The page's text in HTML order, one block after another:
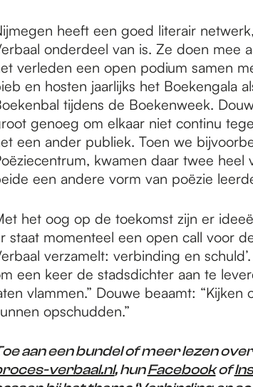
heeft een goed literair
onderdeel van is. Ze doen mee
verleden een open podium samen
en hosten jaarlijks het Boekengala
tijdens de Boekenweek.
genoeg om elkaar niet continu
een ander publiek. Toen we
kwamen daar twee
een andere vorm van poëzie
het oog op de toekomst zijn er
staat momenteel een open call voor
verzamelt: verbinding en
een keer de stadsdichter aan te
vlammen.” Douwe beaamt:
opschudden.”
aan een bundel of meer lezen
verbaal.nl, hunFacebookof